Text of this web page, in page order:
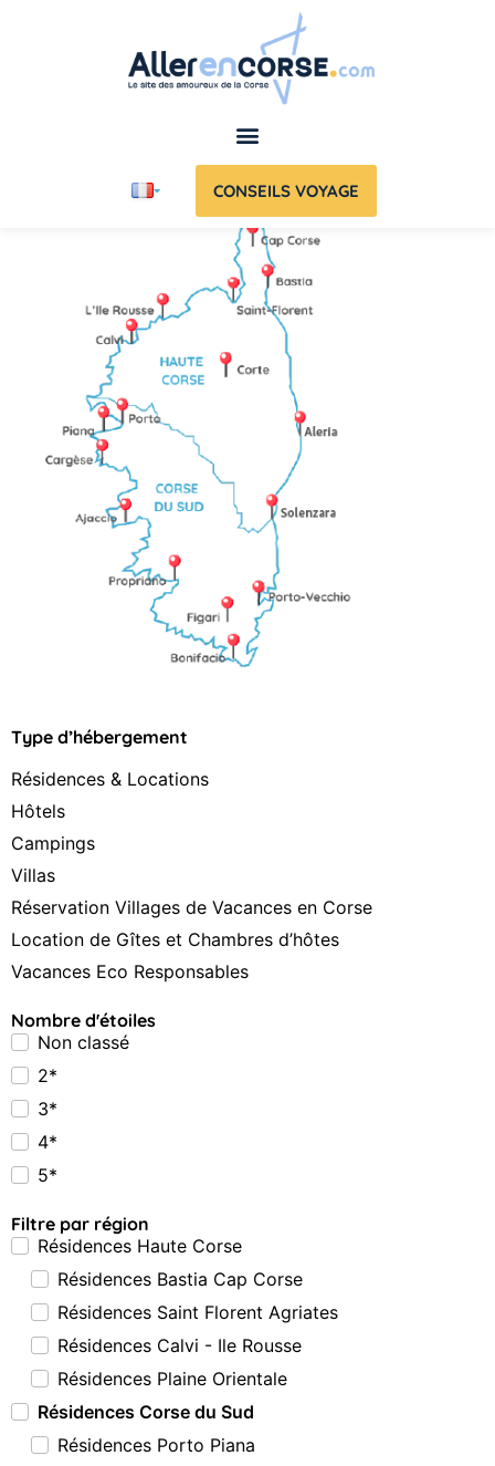
CONSEILS VOYAGE
Type d’hébergement
Résidences & Locations
Hôtels
Campings
Villas
Réservation Villages de Vacances en Corse
Location de Gîtes et Chambres d’hôtes
Vacances Eco Responsables
Nombre d'étoiles
Non classé
2*
3*
4*
5*
Filtre par région
Résidences Haute Corse
Résidences Bastia Cap Corse
Résidences Saint Florent Agriates
Résidences Calvi - Ile Rousse
Résidences Plaine Orientale
Résidences Corse du Sud
Résidences Porto Piana